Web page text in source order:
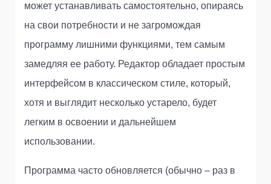
может устанавливать самостоятельно, опираясь
на свои потребности и не загромождая
программу лишними функциями, тем самым
замедляя ее работу. Редактор обладает простым
интерфейсом в классическом стиле, который,
хотя и выглядит несколько устарело, будет
легким в освоении и дальнейшем
использовании.
Программа часто обновляется (обычно – раз в